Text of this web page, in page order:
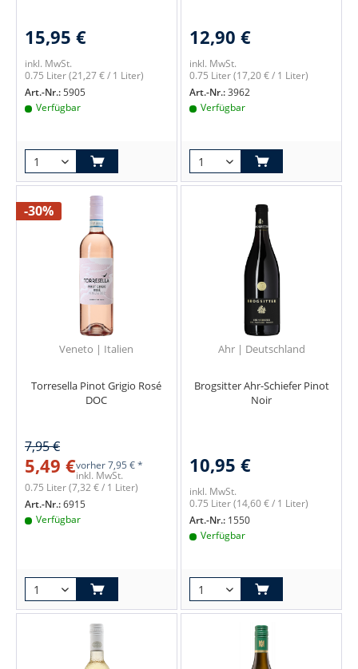
15,95 €
inkl. MwSt.
0.75 Liter(21,27 € / 1 Liter)
Art.-Nr.:5905
Verfügbar
12,90 €
inkl. MwSt.
0.75 Liter(17,20 € / 1 Liter)
Art.-Nr.:3962
Verfügbar
-30%
Veneto | Italien
Torresella Pinot Grigio Rosé
DOC
7,95 €
5,49 €vorher7,95 € *
inkl. MwSt.
0.75 Liter(7,32 € / 1 Liter)
Art.-Nr.:6915
Verfügbar
Ahr | Deutschland
Brogsitter Ahr-Schiefer Pinot
Noir
10,95 €
inkl. MwSt.
0.75 Liter(14,60 € / 1 Liter)
Art.-Nr.: 1550
Verfügbar